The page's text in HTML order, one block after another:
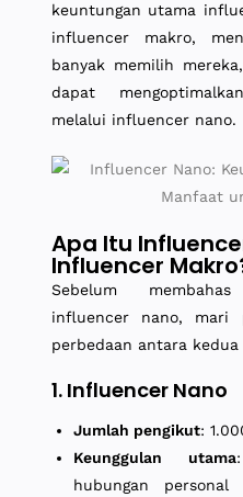
keuntungan utama
influencer makro,
banyak memilih
dapat
melalui influencer nano.
Apa Itu
Influencer
Sebelum
influencer nano, mari
perbedaan antara
1. Influencer Nano
Jumlah pengikut:
Keunggulan utama
hubungan